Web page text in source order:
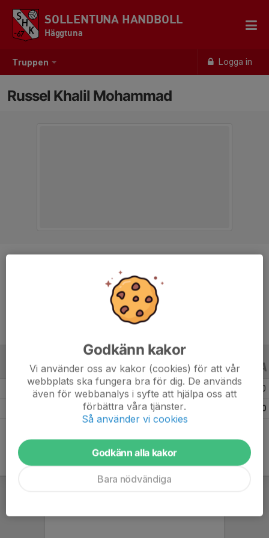
Truppen Logga in
SOLLENTUNA HANDBOLL
Häggtuna
Russel Khalil Mohammad
23 år
ALLA SERIER ALLA ÅR
Säsongen 25/26 0
0
Godkänn kakor
Vi använder oss av kakor (cookies) för att vår
webbplats ska fungera bra för dig. De används
även för webbanalys i syfte att hjälpa oss att
förbättra våra tjänster.
Så använder vi cookies
Godkänn alla kakor
Bara nödvändiga